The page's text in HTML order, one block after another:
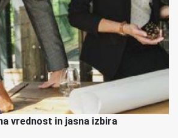
vrednost in jasna izbira